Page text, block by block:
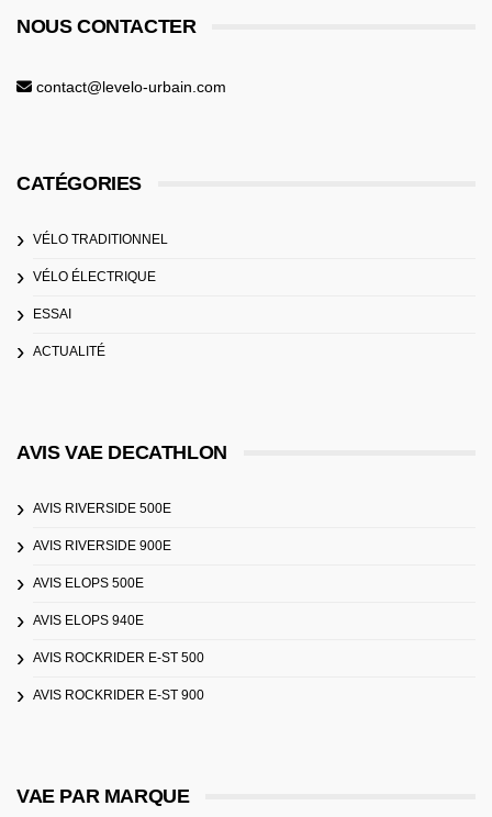
NOUS CONTACTER
contact@levelo-urbain.com
CATÉGORIES
VÉLO TRADITIONNEL
VÉLO ÉLECTRIQUE
ESSAI
ACTUALITÉ
AVIS VAE DECATHLON
AVIS RIVERSIDE 500E
AVIS RIVERSIDE 900E
AVIS ELOPS 500E
AVIS ELOPS 940E
AVIS ROCKRIDER E-ST 500
AVIS ROCKRIDER E-ST 900
VAE PAR MARQUE